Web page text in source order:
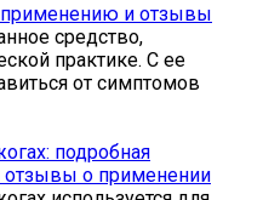
применению и отзывы
средство,
практике. С ее
от симптомов
подробная
отзывы о применении